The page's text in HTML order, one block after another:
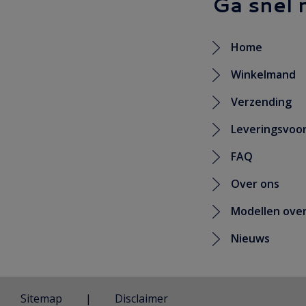
Home
Winkelmand
Verzending
FAQ
Over ons
Modellen
Nieuws
Sitemap Disclaimer